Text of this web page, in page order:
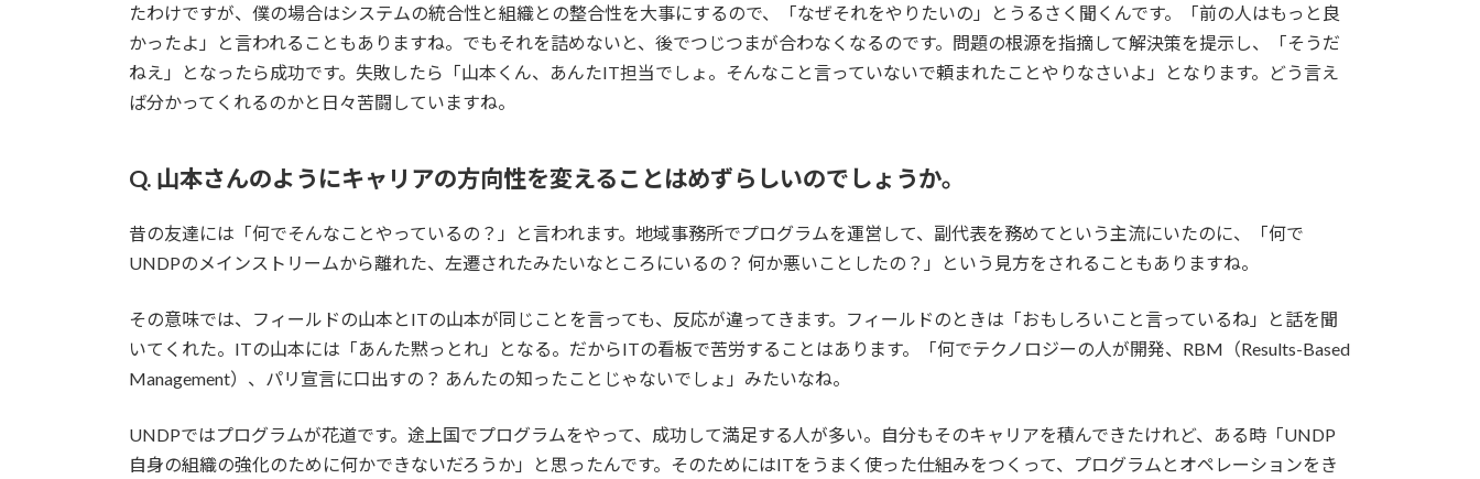
たわけですが、僕の場合はシステムの統合性と組織との整合性を大事にするので、「なぜそれをやりたいの」とうるさく聞くんです。「前の人はもっと良
かったよ」と言われることもありますね。でもそれを詰めないと、後でつじつまが合わなくなるのです。問題の根源を指摘して解決策を提示し、「そうだ
ねえ」となったら成功です。失敗したら「山本くん、あんたIT担当でしょ。そんなこと言っていないで頼まれたことやりなさいよ」となります。どう言え
ば分かってくれるのかと日々苦闘していますね。
Q. 山本さんのようにキャリアの方向性を変えることはめずらしいのでしょうか。
昔の友達には「何でそんなことやっているの？」と言われます。地域事務所でプログラムを運営して、副代表を務めてという主流にいたのに、「何で
UNDPのメインストリームから離れた、左遷されたみたいなところにいるの？ 何か悪いことしたの？」という見方をされることもありますね。
その意味では、フィールドの山本とITの山本が同じことを言っても、反応が違ってきます。フィールドのときは「おもしろいこと言っているね」と話を聞
いてくれた。ITの山本には「あんた黙っとれ」となる。だからITの看板で苦労することはあります。「何でテクノロジーの人が開発、RBM（Results-Based
Management）、パリ宣言に口出すの？ あんたの知ったことじゃないでしょ」みたいなね。
UNDPではプログラムが花道です。途上国でプログラムをやって、成功して満足する人が多い。自分もそのキャリアを積んできたけれど、ある時「UNDP
自身の組織の強化のために何かできないだろうか」と思ったんです。そのためにはITをうまく使った仕組みをつくって、プログラムとオペレーションをき